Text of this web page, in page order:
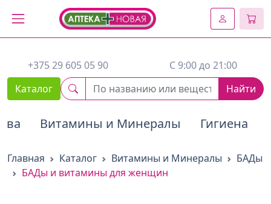
2. Вставьте этот код сразу же после открывающего тега :
+375 29 605 05 90
C 9:00 до 21:00
Каталог
Найти
Витамины и Минералы Гигиена
Главная Каталог Витамины и Минералы
БАДы
БАДы и витамины для женщин